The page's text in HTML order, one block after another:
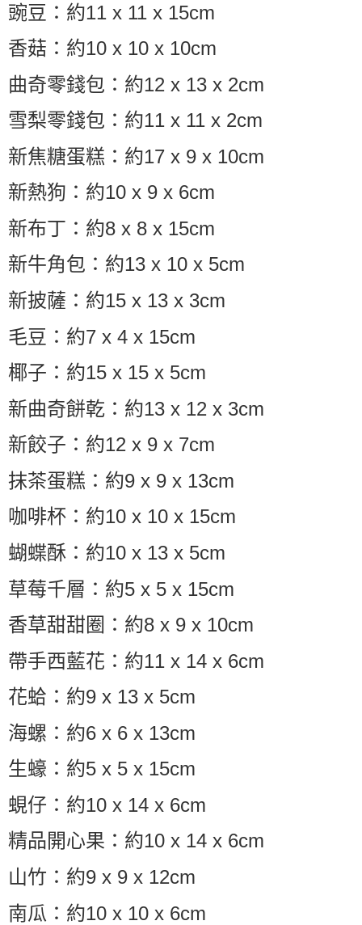
豌豆：約11 x 11 x 15cm
香菇：約10 x 10 x 10cm
曲奇零錢包：約12 x 13 x 2cm
雪梨零錢包：約11 x 11 x 2cm
新焦糖蛋糕：約17 x 9 x 10cm
新熱狗：約10 x 9 x 6cm
新布丁：約8 x 8 x 15cm
新牛角包：約13 x 10 x 5cm
新披薩：約15 x 13 x 3cm
毛豆：約7 x 4 x 15cm
椰子：約15 x 15 x 5cm
新曲奇餅乾：約13 x 12 x 3cm
新餃子：約12 x 9 x 7cm
抹茶蛋糕：約9 x 9 x 13cm
咖啡杯：約10 x 10 x 15cm
蝴蝶酥：約10 x 13 x 5cm
草莓千層：約5 x 5 x 15cm
香草甜甜圈：約8 x 9 x 10cm
帶手西藍花：約11 x 14 x 6cm
花蛤：約9 x 13 x 5cm
海螺：約6 x 6 x 13cm
生蠔：約5 x 5 x 15cm
蜆仔：約10 x 14 x 6cm
精品開心果：約10 x 14 x 6cm
山竹：約9 x 9 x 12cm
南瓜：約10 x 10 x 6cm